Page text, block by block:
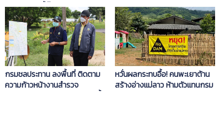
ไร้ส่วนร่วม-จี้บิ๊กป้อมทบทวนอีไอ
เอ
กรมชลประทาน ลงพื้นที่ ติดตาม
ความก้าวหน้างานสำรวจ
หวั่นผลกระทบอื้อ! คนพะเยาต้าน
สร้างอ่างแม่ลาว ห้ามตัวแทนกรม